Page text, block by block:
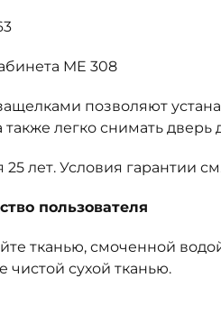
ME 308
позволяют
также легко снимать дверь
25 лет. Условия гарантии
пользователя
тканью, смоченной
чистой сухой тканью.